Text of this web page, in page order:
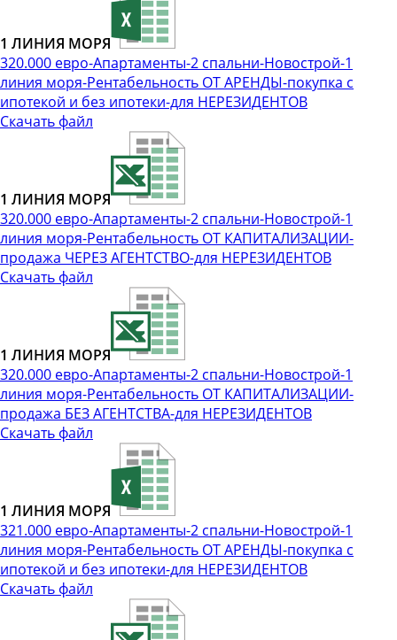
1 ЛИНИЯ МОРЯ
320.000 евро-Апартаменты-2 спальни-Новострой-1
линия моря-Рентабельность ОТ АРЕНДЫ-покупка с
ипотекой и без ипотеки-для НЕРЕЗИДЕНТОВ
Скачать файл
1 ЛИНИЯ МОРЯ
320.000 евро-Апартаменты-2 спальни-Новострой-1
линия моря-Рентабельность ОТ КАПИТАЛИЗАЦИИ-
продажа ЧЕРЕЗ АГЕНТСТВО-для НЕРЕЗИДЕНТОВ
Скачать файл
1 ЛИНИЯ МОРЯ
320.000 евро-Апартаменты-2 спальни-Новострой-1
линия моря-Рентабельность ОТ КАПИТАЛИЗАЦИИ-
продажа БЕЗ АГЕНТСТВА-для НЕРЕЗИДЕНТОВ
Скачать файл
1 ЛИНИЯ МОРЯ
321.000 евро-Апартаменты-2 спальни-Новострой-1
линия моря-Рентабельность ОТ АРЕНДЫ-покупка с
ипотекой и без ипотеки-для НЕРЕЗИДЕНТОВ
Скачать файл